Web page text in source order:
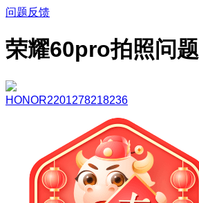
问题反馈
荣耀60pro拍照问题
HONOR2201278218236